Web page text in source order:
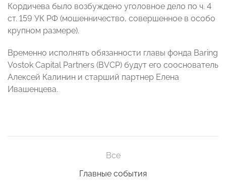
Кордичева было возбуждено уголовное дело по ч. 4
ст. 159 УК РФ (мошенничество, совершенное в особо
крупном размере).
Временно исполнять обязанности главы фонда Baring
Vostok Capital Partners (BVCP) будут его сооснователь
Алексей Калинин и старший партнер Елена
Ивашенцева.
Все
Главные события